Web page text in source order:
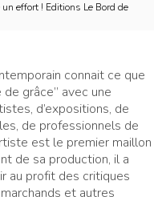
effort ! Editions Le Bord de
connait ce que
de grâce” avec une
d’expositions, de
de professionnels de
est le premier maillon
de sa production, il a
au profit des critiques
et autres